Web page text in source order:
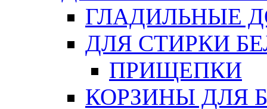
ГЛАДИЛЬНЫЕ
ДЛЯ СТИРКИ
ПРИЩЕПКИ
КОРЗИНЫ ДЛЯ